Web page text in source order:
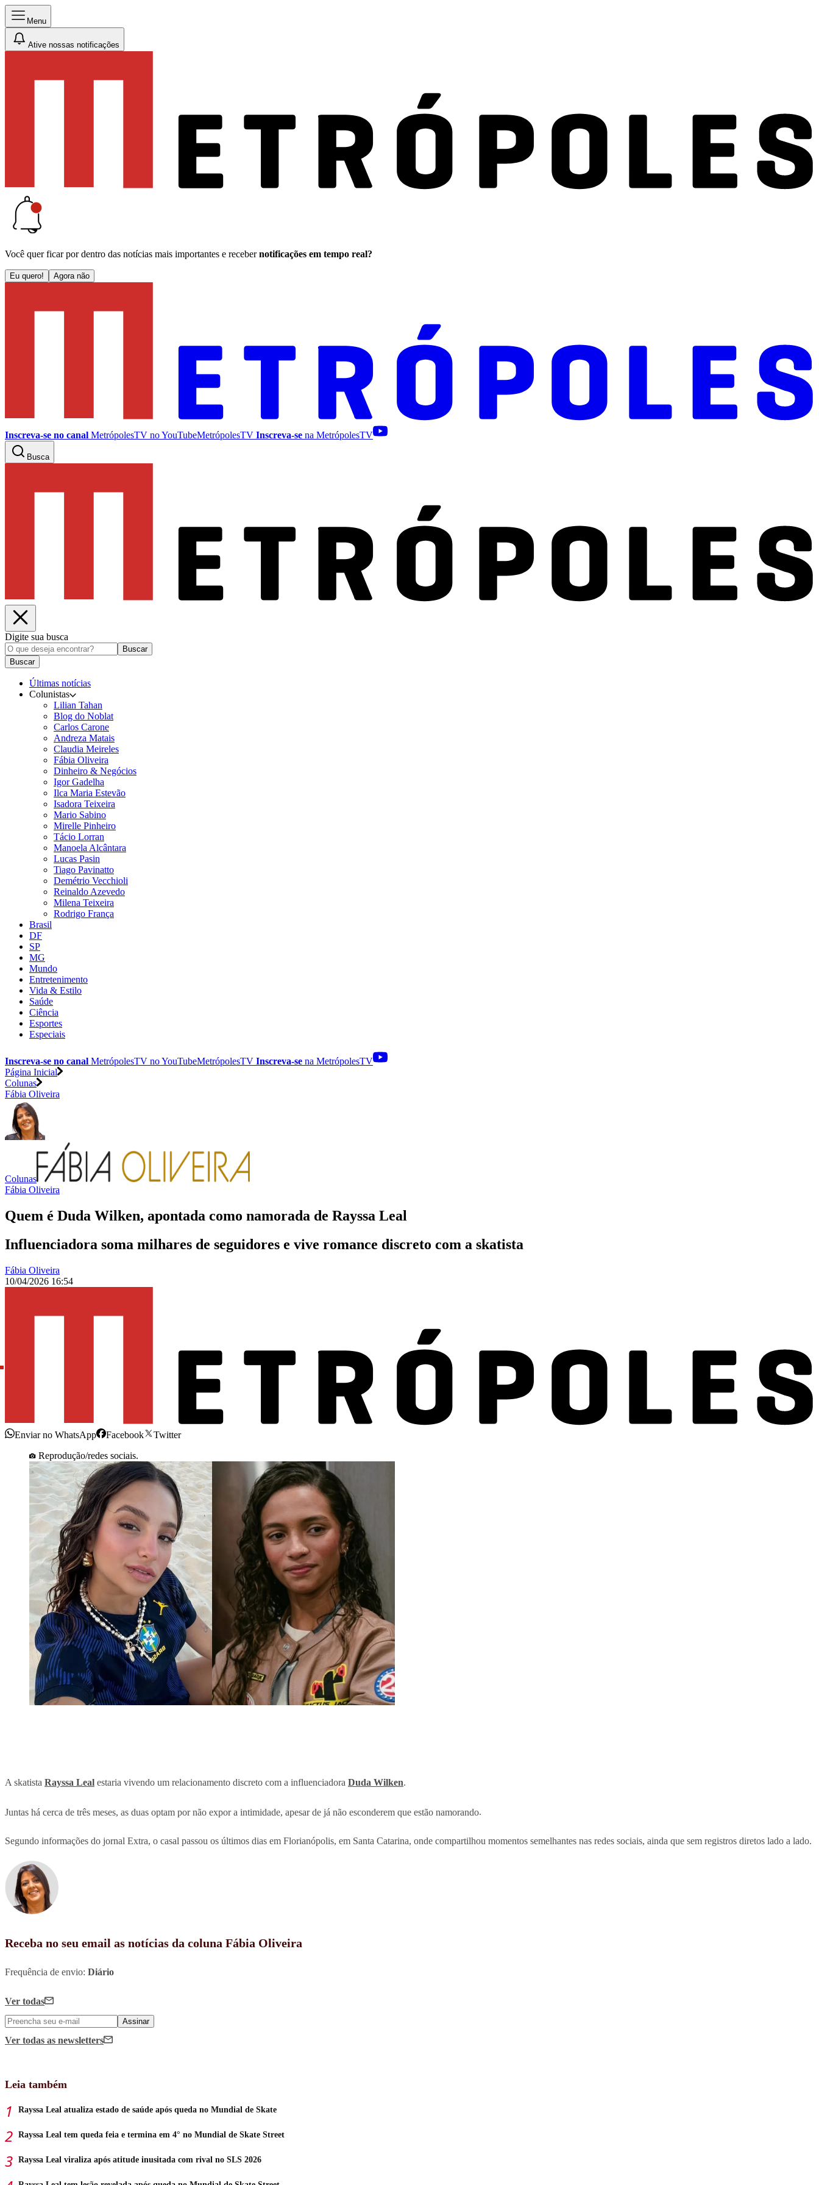
Menu
Ative nossas notificações
Você quer ficar por dentro das notícias mais importantes e receber notificações em tempo real?
Eu quero! Agora não
Inscreva-se no canal MetrópolesTV noYouTubeMetrópolesTV Inscreva-se na MetrópolesTV
Busca
Digite sua busca
Buscar
Buscar
Últimas notícias
Colunistas
Lilian Tahan
Blog do Noblat
Carlos Carone
Andreza Matais
Claudia Meireles
Fábia Oliveira
Dinheiro & Negócios
Igor Gadelha
Ilca Maria Estevão
Isadora Teixeira
Mario Sabino
Mirelle Pinheiro
Tácio Lorran
Manoela Alcântara
Lucas Pasin
Tiago Pavinatto
Demétrio Vecchioli
Reinaldo Azevedo
Milena Teixeira
Rodrigo França
Brasil
DF
SP
MG
Mundo
Entretenimento
Vida & Estilo
Saúde
Ciência
Esportes
Especiais
Inscreva-se no canal MetrópolesTV noYouTubeMetrópolesTV Inscreva-se na MetrópolesTV
Página Inicial
Colunas
Fábia Oliveira
Colunas
Fábia Oliveira
Quem é Duda Wilken, apontada como namorada de Rayssa Leal
Influenciadora soma milhares de seguidores e vive romance discreto com a skatista
Fábia Oliveira
10/04/2026 16:54
Enviar no WhatsApp Facebook
Twitter
Reprodução/redes sociais.
A skatista Rayssa Leal estaria vivendo um relacionamento discreto com a influenciadora Duda Wilken.
Juntas há cerca de três meses, as duas optam por não expor a intimidade, apesar de já não esconderem que estão namorando.
Segundo informações do jornal Extra, o casal passou os últimos dias em Florianópolis, em Santa Catarina, onde compartilhou momentos semelhantes nas redes sociais, ainda que sem registros diretos lado a lado.
Receba no seu email as notícias da coluna Fábia Oliveira
Frequência de envio: Diário
Ver todas
Assinar
Ver todas as newsletters
Leia também
Rayssa Leal atualiza estado de saúde após queda no Mundial de Skate
Rayssa Leal tem queda feia e termina em 4° no Mundial de Skate Street
Rayssa Leal viraliza após atitude inusitada com rival no SLS 2026